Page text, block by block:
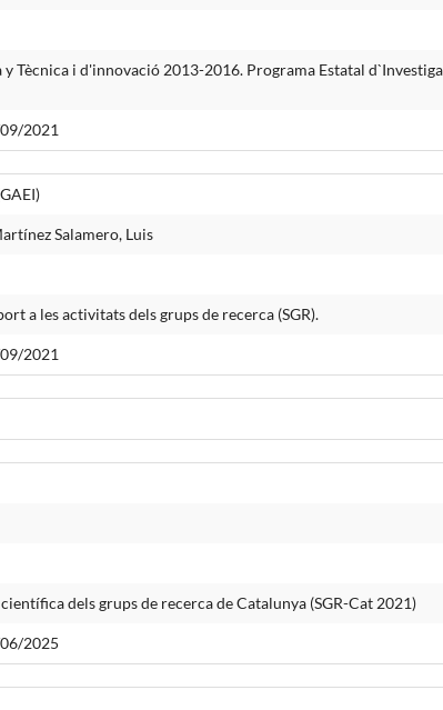
Tècnica i d'innovació 2013-2016. Programa Estatal
2021
Salamero, Luis
a les activitats dels grups de recerca (SGR).
2021
dels grups de recerca de Catalunya (SGR-Cat 2021)
2025